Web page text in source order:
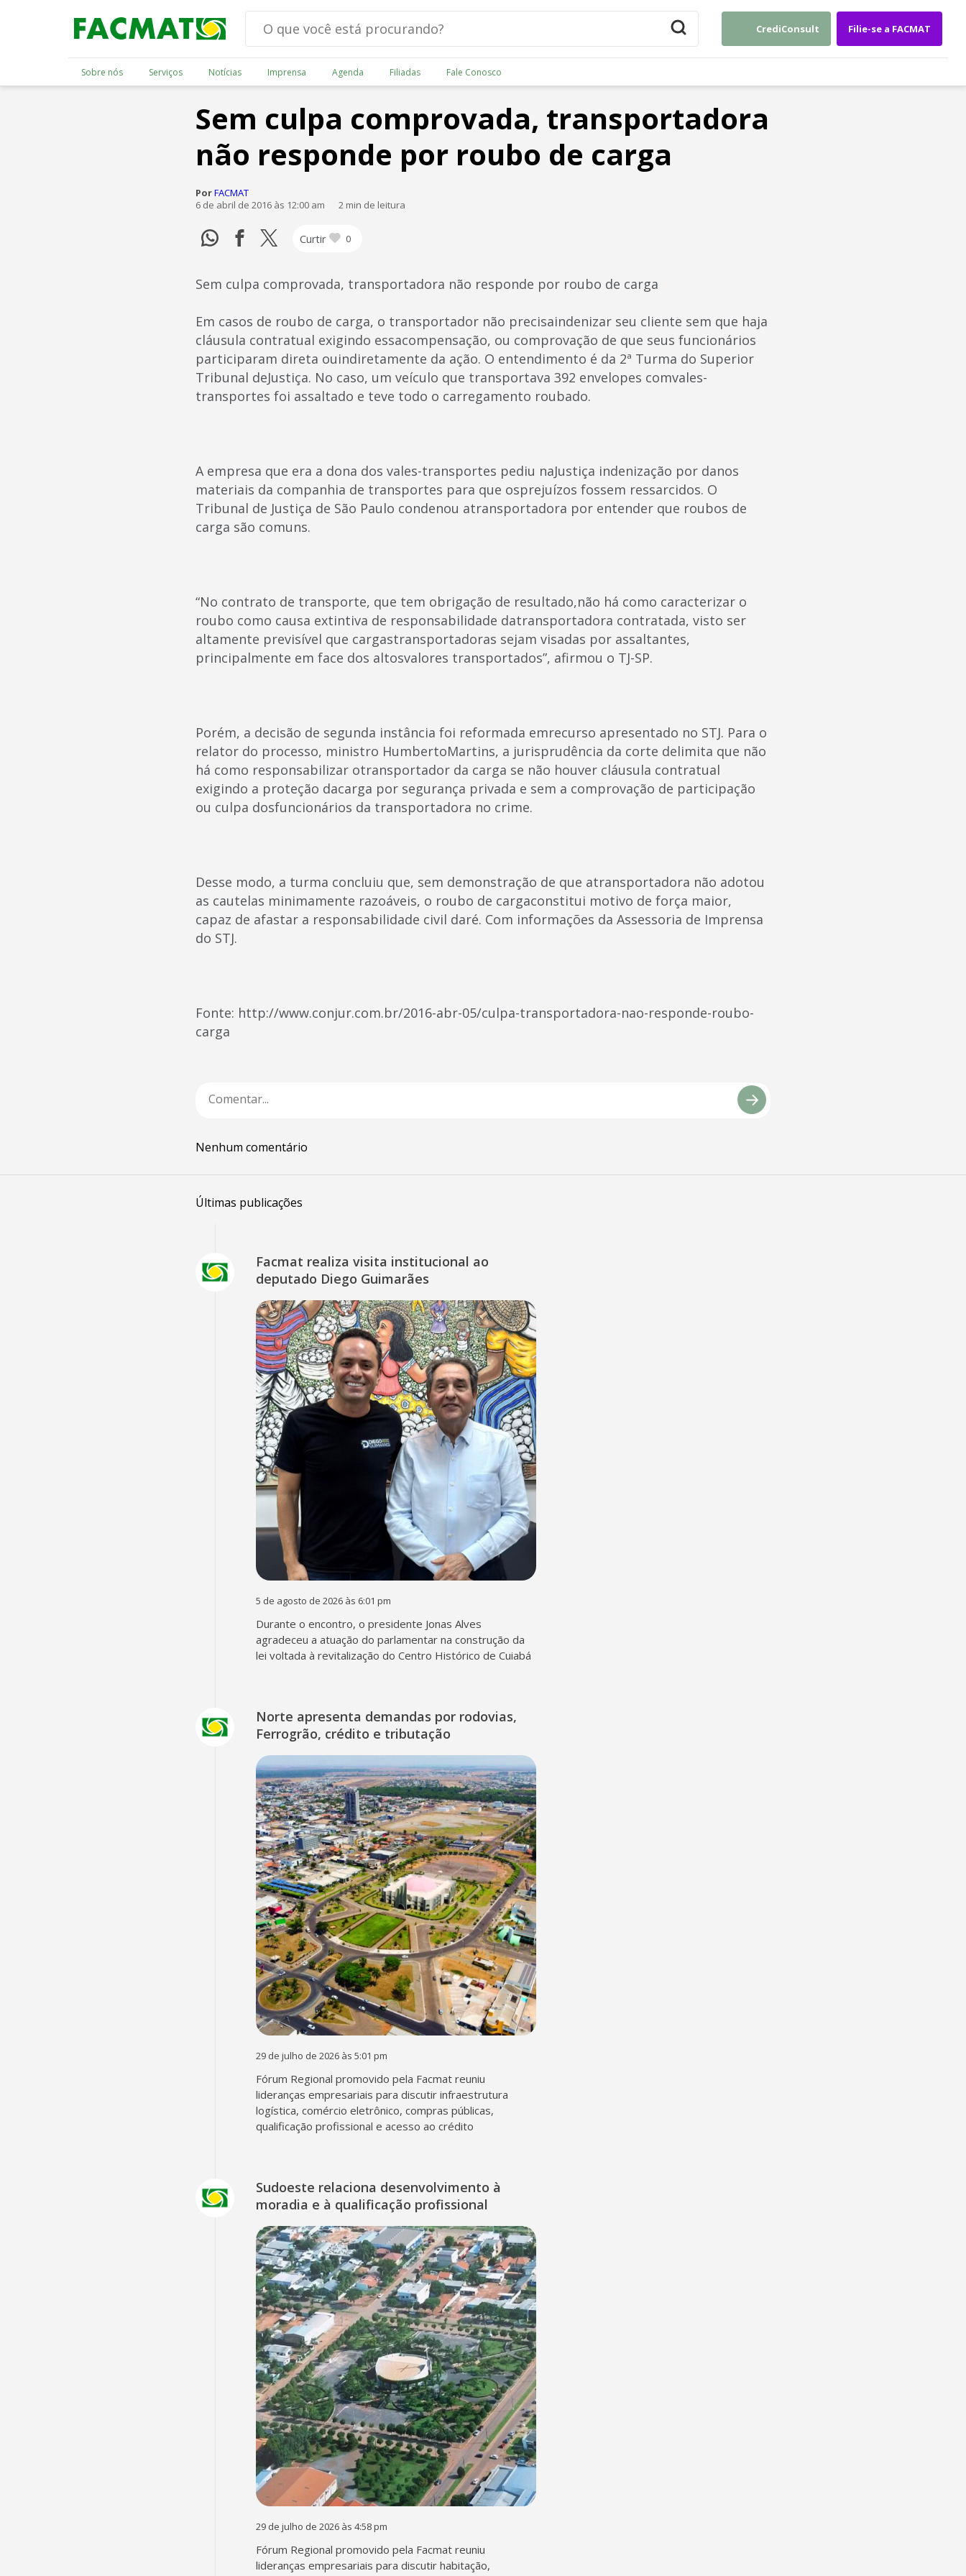
CrediConsult Filie-se a FACMAT
Sobre nós Serviços Notícias Imprensa Agenda Filiadas Fale Conosco
Sem culpa comprovada, transportadora
não responde por roubo de carga
PorFACMAT
6 de abril de 2016 às 12:00 am
2 min de leitura
Curtir 0
Sem culpa comprovada, transportadora não responde por roubo de carga
Em casos de roubo de carga, o transportador não precisaindenizar seu cliente sem que haja
cláusula contratual exigindo essacompensação, ou comprovação de que seus funcionários
participaram direta ouindiretamente da ação. O entendimento é da 2ª Turma do Superior
Tribunal deJustiça. No caso, um veículo que transportava 392 envelopes comvales-
transportes foi assaltado e teve todo o carregamento roubado.
A empresa que era a dona dos vales-transportes pediu naJustiça indenização por danos
materiais da companhia de transportes para que osprejuízos fossem ressarcidos. O
Tribunal de Justiça de São Paulo condenou atransportadora por entender que roubos de
carga são comuns.
“No contrato de transporte, que tem obrigação de resultado,não há como caracterizar o
roubo como causa extintiva de responsabilidade datransportadora contratada, visto ser
altamente previsível que cargastransportadoras sejam visadas por assaltantes,
principalmente em face dos altosvalores transportados”, afirmou o TJ-SP.
Porém, a decisão de segunda instância foi reformada emrecurso apresentado no STJ. Para o
relator do processo, ministro HumbertoMartins, a jurisprudência da corte delimita que não
há como responsabilizar otransportador da carga se não houver cláusula contratual
exigindo a proteção dacarga por segurança privada e sem a comprovação de participação
ou culpa dosfuncionários da transportadora no crime.
Desse modo, a turma concluiu que, sem demonstração de que atransportadora não adotou
as cautelas minimamente razoáveis, o roubo de cargaconstitui motivo de força maior,
capaz de afastar a responsabilidade civil daré. Com informações da Assessoria de Imprensa
do STJ.
Fonte: http://www.conjur.com.br/2016-abr-05/culpa-transportadora-nao-responde-roubo-
carga
Nenhum comentário
Últimas publicações
Facmat realiza visita institucional ao
deputado Diego Guimarães
5 de agosto de 2026 às 6:01 pm
Durante o encontro, o presidente Jonas Alves
agradeceu a atuação do parlamentar na construção da
lei voltada à revitalização do Centro Histórico de Cuiabá
Norte apresenta demandas por rodovias,
Ferrogrão, crédito e tributação
29 de julho de 2026 às 5:01 pm
Fórum Regional promovido pela Facmat reuniu
lideranças empresariais para discutir infraestrutura
logística, comércio eletrônico, compras públicas,
qualificação profissional e acesso ao crédito
Sudoeste relaciona desenvolvimento à
moradia e à qualificação profissional
29 de julho de 2026 às 4:58 pm
Fórum Regional promovido pela Facmat reuniu
lideranças empresariais para discutir habitação,